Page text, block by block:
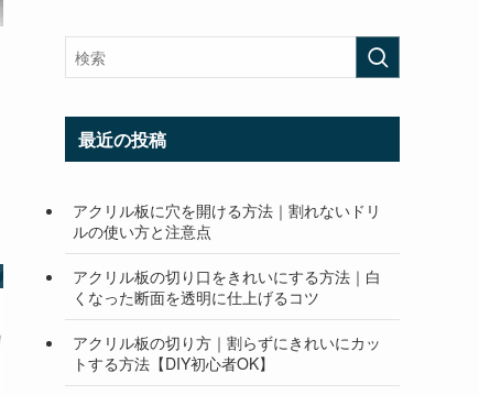
最近の投稿
アクリル板に穴を開ける方法｜割れないドリ
ルの使い方と注意点
アクリル板の切り口をきれいにする方法｜白
くなった断面を透明に仕上げるコツ
アクリル板の切り方｜割らずにきれいにカッ
トする方法【DIY初心者OK】